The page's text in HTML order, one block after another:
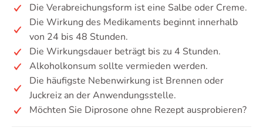
Die Verabreichungsform ist eine Salbe oder Creme.
Die Wirkung des Medikaments beginnt innerhalb
von 24 bis 48 Stunden.
Die Wirkungsdauer beträgt bis zu 4 Stunden.
Alkoholkonsum sollte vermieden werden.
Die häufigste Nebenwirkung ist Brennen oder
Juckreiz an der Anwendungsstelle.
Möchten Sie Diprosone ohne Rezept ausprobieren?